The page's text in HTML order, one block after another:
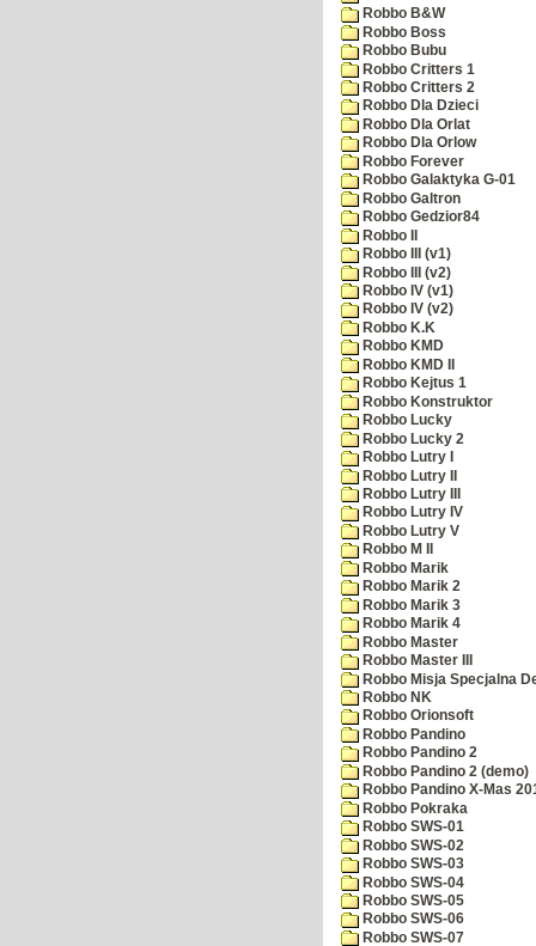
Robbo B&W
Robbo Boss
Robbo Bubu
Robbo Critters 1
Robbo Critters 2
Robbo Dla Dzieci
Robbo Dla Orlat
Robbo Dla Orlow
Robbo Forever
Robbo Galaktyka G-01
Robbo Galtron
Robbo Gedzior84
Robbo II
Robbo III (v1)
Robbo III (v2)
Robbo IV (v1)
Robbo IV (v2)
Robbo K.K
Robbo KMD
Robbo KMD II
Robbo Kejtus 1
Robbo Konstruktor
Robbo Lucky
Robbo Lucky 2
Robbo Lutry I
Robbo Lutry II
Robbo Lutry III
Robbo Lutry IV
Robbo Lutry V
Robbo M II
Robbo Marik
Robbo Marik 2
Robbo Marik 3
Robbo Marik 4
Robbo Master
Robbo Master III
Robbo Misja Specjalna
Robbo NK
Robbo Orionsoft
Robbo Pandino
Robbo Pandino 2
Robbo Pandino 2 (demo)
Robbo Pandino X-Mas
Robbo Pokraka
Robbo SWS-01
Robbo SWS-02
Robbo SWS-03
Robbo SWS-04
Robbo SWS-05
Robbo SWS-06
Robbo SWS-07